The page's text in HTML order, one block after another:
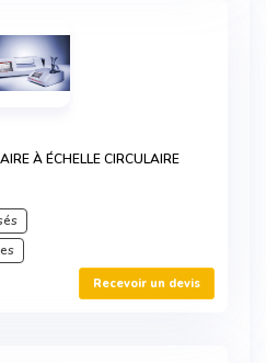
À ÉCHELLE CIRCULAIRE
Recevoir un devis